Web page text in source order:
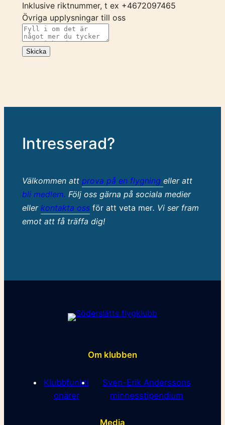
Inklusive riktnummer, t ex +4672097465
Övriga upplysningar till oss
Skicka
Intresserad?
Välkommen att prova på en flygning eller att
bli medlem. Följ oss gärna på sociala medier
eller kontakta ossför att veta mer. Vi ser fram
emot att få träffa dig!
Om klubben
Klubbfunkti
onärer
Sven-Erik Anderssons
minnesstipendium
Media